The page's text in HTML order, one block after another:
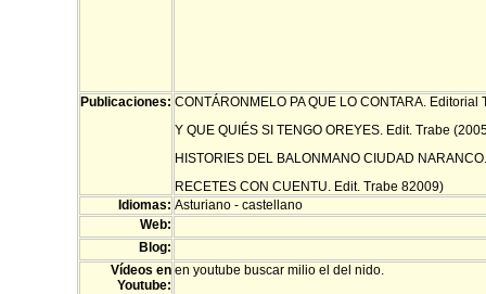
Publicaciones: CONTÁRONMELO PA QUE LO CONTARA. Editorial
Y QUE QUIÉS SI TENGO OREYES. Edit. Trabe
HISTORIES DEL BALONMANO CIUDAD
RECETES CON CUENTU. Edit. Trabe 82009)
Idiomas: Asturiano - castellano
Web:
Blog:
Vídeos en
Youtube:
en youtube buscar milio el del nido.